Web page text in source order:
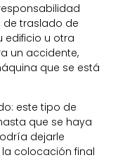
de traslado de
edificio u otra
un accidente,
que se está
este tipo de
que se haya
dejarle
colocación final